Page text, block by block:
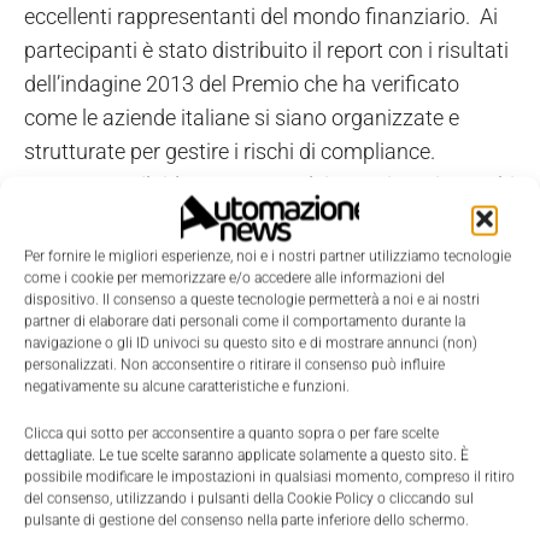
Per fornire le migliori esperienze, noi e i nostri partner utilizziamo tecnologie
come i cookie per memorizzare e/o accedere alle informazioni del
dispositivo. Il consenso a queste tecnologie permetterà a noi e ai nostri
partner di elaborare dati personali come il comportamento durante la
navigazione o gli ID univoci su questo sito e di mostrare annunci (non)
personalizzati. Non acconsentire o ritirare il consenso può influire
negativamente su alcune caratteristiche e funzioni.
Clicca qui sotto per acconsentire a quanto sopra o per fare scelte
dettagliate. Le tue scelte saranno applicate solamente a questo sito. È
possibile modificare le impostazioni in qualsiasi momento, compreso il ritiro
del consenso, utilizzando i pulsanti della Cookie Policy o cliccando sul
pulsante di gestione del consenso nella parte inferiore dello schermo.
eccellenti rappresentanti del mondo finanziario. Ai
partecipanti è stato distribuito il report con i risultati
dell’indagine 2013 del Premio che ha verificato
come le aziende italiane si siano organizzate e
strutturate per gestire i rischi di compliance.
Nonostante il ridotto numero dei questionari raccolti
sembri indicare una scarsa sensibilità delle imprese
italiane a questa tipologia di rischi, è doveroso
sottolineare che nella maggior parte delle imprese
rispondenti il rischio di compliance è stato gestito
attraverso la realizzazione di adeguati presidi
organizzativi e, soprattutto, le imprese che hanno
investito risorse nell’attività di compliance
sembrano consapevoli dell’utilità che questa attività
può comportare in termini di miglioramenti
organizzativi e procedurali, di immagine aziendale e